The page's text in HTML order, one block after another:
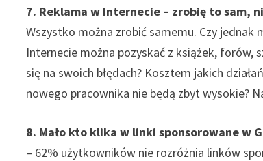
7. Reklama w Internecie – zrobię to sam,
Wszystko można zrobić samemu. Czy
Internecie można pozyskać z książek, forów,
się na swoich błędach? Kosztem jakich
nowego pracownika nie będą zbyt wysokie?
8. Mało kto klika w linki sponsorowane w
– 62% użytkowników nie rozróżnia linków